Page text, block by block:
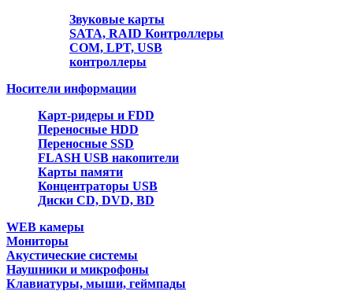
Звуковые карты
SATA, RAID Контроллеры
COM, LPT, USB
контроллеры
Носители информации
Карт-ридеры и FDD
Переносные HDD
Переносные SSD
FLASH USB накопители
Карты памяти
Концентраторы USB
Диски CD, DVD, BD
WEB камеры
Мониторы
Акустические системы
Наушники и микрофоны
Клавиатуры, мыши, геймпады